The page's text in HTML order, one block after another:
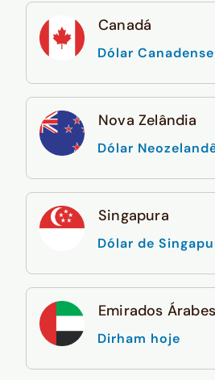
Canadá
Dólar
Nova Zelândia
Dólar
Singapura
Dólar de
Emirados
Dirham hoje